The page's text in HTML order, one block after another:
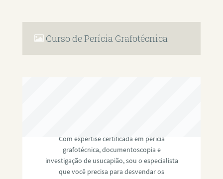
Curso de Perícia Grafotécnica
Com expertise certificada em perícia
grafotécnica, documentoscopia e
investigação de usucapião, sou o especialista
que você precisa para desvendar os